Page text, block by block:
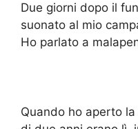
Due giorni dopo il
suonato al mio
Ho parlato a
Quando ho aperto